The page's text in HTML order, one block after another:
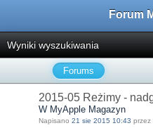
Forum
Wyniki wyszukiwania
Forums
2015-05 Reżimy -
W MyApple Magazyn
Napisano 21 sie 2015 10:43 przez